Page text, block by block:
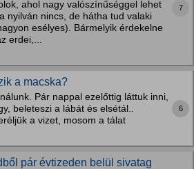
ahol nagy valószínűséggel lehet
nyilván nincs, de hátha tud valaki
esélyes). Bármelyik érdekelne
erdei,...
7
a macska?
Pár nappal ezelőttig láttuk inni,
beleteszi a lábát és elsétál..
a vizet, mosom a tálat
6
pár évtizeden belül sivatag